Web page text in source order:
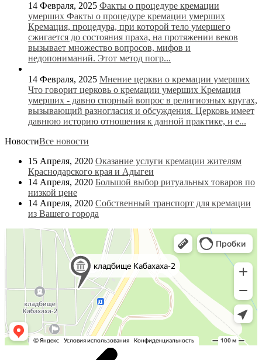
14 Февраля, 2025 Факты о процедуре кремации
умерших Факты о процедуре кремации умерших
Кремация, процедура, при которой тело умершего
сжигается до состояния праха, на протяжении веков
вызывает множество вопросов, мифов и
недопониманий. Этот метод погр...
14 Февраля, 2025 Мнение церкви о кремации умерших
Что говорит церковь о кремации умерших Кремация
умерших - давно спорный вопрос в религиозных кругах,
вызывающий разногласия и обсуждения. Церковь имеет
давнюю историю отношения к данной практике, и е...
НовостиВсе новости
15 Апреля, 2020 Оказание услуги кремации жителям
Краснодарского края и Адыгеи
14 Апреля, 2020 Большой выбор ритуальных товаров по
низкой цене
14 Апреля, 2020 Собственный транспорт для кремации
из Вашего города